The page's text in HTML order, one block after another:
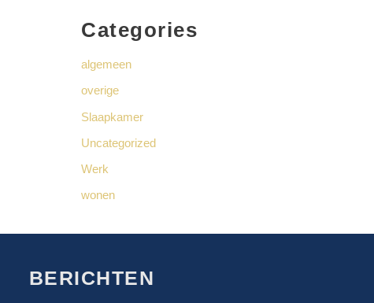
Categories
algemeen
overige
Slaapkamer
Uncategorized
Werk
wonen
BERICHTEN